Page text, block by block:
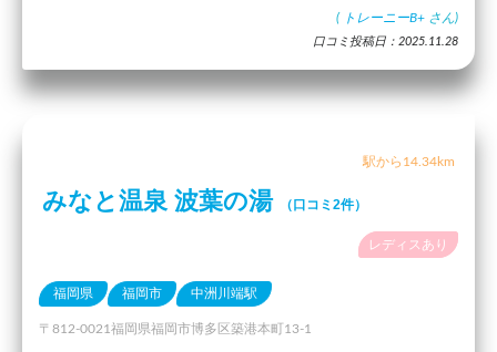
( トレーニーB+ さん)
口コミ投稿日：2025.11.28
駅から14.34km
みなと温泉 波葉の湯 （口コミ2件）
レディスあり
福岡県 福岡市 中洲川端駅
〒812-0021福岡県福岡市博多区築港本町13-1